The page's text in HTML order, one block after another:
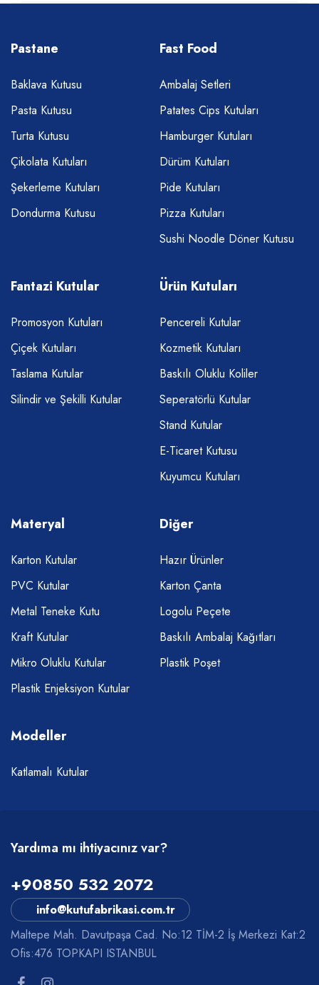
Pastane
Baklava Kutusu
Pasta Kutusu
Turta Kutusu
Çikolata Kutuları
Şekerleme Kutuları
Dondurma Kutusu
Fast Food
Ambalaj Setleri
Patates Cips Kutuları
Hamburger Kutuları
Dürüm Kutuları
Pide Kutuları
Pizza Kutuları
Sushi Noodle Döner Kutusu
Fantazi Kutular
Promosyon Kutuları
Çiçek Kutuları
Taslama Kutular
Silindir ve Şekilli Kutular
Ürün Kutuları
Pencereli Kutular
Kozmetik Kutuları
Baskılı Oluklu Koliler
Seperatörlü Kutular
Stand Kutular
E-Ticaret Kutusu
Kuyumcu Kutuları
Materyal
Karton Kutular
PVC Kutular
Metal Teneke Kutu
Kraft Kutular
Mikro Oluklu Kutular
Plastik Enjeksiyon Kutular
Diğer
Hazır Ürünler
Karton Çanta
Logolu Peçete
Baskılı Ambalaj Kağıtları
Plastik Poşet
Modeller
Katlamalı Kutular
Yardıma mı ihtiyacınız var?
+90850 532 2072
info@kutufabrikasi.com.tr
Maltepe Mah. Davutpaşa Cad. No:12 TİM-2 İş Merkezi Kat:2
Ofis:476 TOPKAPI ISTANBUL